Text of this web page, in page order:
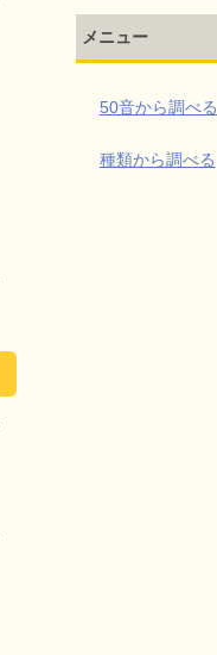
メニュー
50音から調べる
種類から調べる